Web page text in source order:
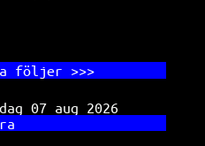
följer >>>
07 aug 2026
Södra